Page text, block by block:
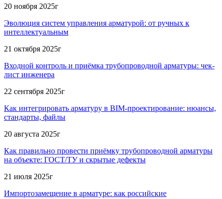
20 ноября 2025г
Эволюция систем управления арматурой: от ручных к
интеллектуальным
21 октября 2025г
Входной контроль и приёмка трубопроводной арматуры: чек-
лист инженера
22 сентября 2025г
Как интегрировать арматуру в BIM-проектирование: нюансы,
стандарты, файлы
20 августа 2025г
Как правильно провести приёмку трубопроводной арматуры
на объекте: ГОСТ/ТУ и скрытые дефекты
21 июля 2025г
Импортозамещение в арматуре: как российские